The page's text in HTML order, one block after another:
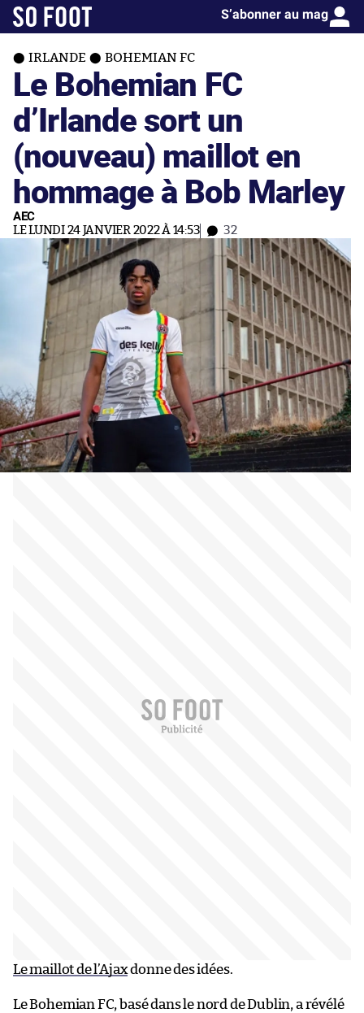
S’abonner au mag
IRLANDE BOHEMIAN FC
Le Bohemian FC
d’Irlande sort un
(nouveau) maillot en
hommage à Bob Marley
AEC
LE LUNDI 24 JANVIER 2022 À 14:53 32
Le maillot de l’Ajaxdonne des idées.
Le Bohemian FC, basé dans le nord de Dublin, a révélé